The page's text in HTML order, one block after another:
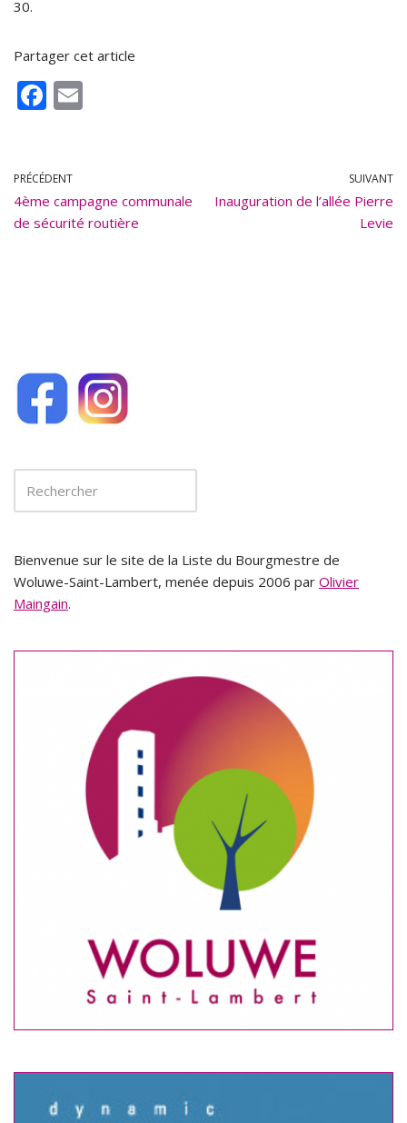
30.
Partager cet article
F
b
o
o
PRÉCÉDENT
4ème campagne communale
de sécurité routière
SUIVANT
Inauguration de l’allée Pierre
Levie
Bienvenue sur le site de la Liste du Bourgmestre de
Woluwe-Saint-Lambert, menée depuis 2006 par Olivier
Maingain.